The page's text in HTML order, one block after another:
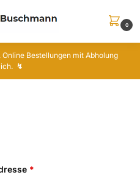
0
Bestellungen mit Abholung
↯
*